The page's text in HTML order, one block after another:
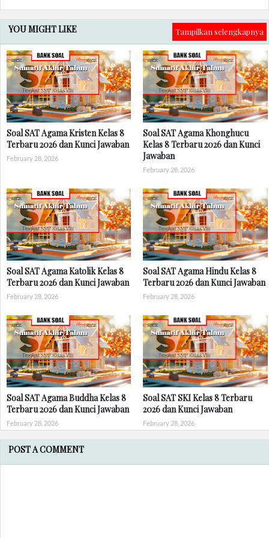
YOU MIGHT LIKE Tampilkan selengkapnya
Soal SAT Agama Kristen Kelas 8
Terbaru 2026 dan Kunci Jawaban
February 28, 2026
Soal SAT Agama Khonghucu
Kelas 8 Terbaru 2026 dan Kunci
Jawaban
February 28, 2026
Soal SAT Agama Katolik Kelas 8
Terbaru 2026 dan Kunci Jawaban
February 28, 2026
Soal SAT Agama Hindu Kelas 8
Terbaru 2026 dan Kunci Jawaban
February 28, 2026
Soal SAT Agama Buddha Kelas 8
Terbaru 2026 dan Kunci Jawaban
February 28, 2026
Soal SAT SKI Kelas 8 Terbaru
2026 dan Kunci Jawaban
February 28, 2026
POST A COMMENT